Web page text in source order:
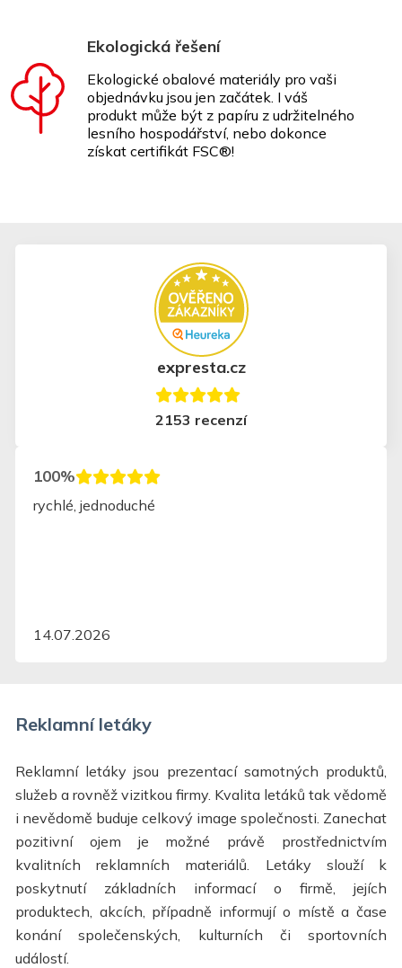
Ekologická řešení
Ekologické obalové materiály pro vaši
objednávku jsou jen začátek. I váš
produkt může být z papíru z udržitelného
lesního hospodářství, nebo dokonce
získat certifikát FSC®!
expresta.cz
2153 recenzí
100%
rychlé, jednoduché
14.07.2026
Reklamní letáky
Reklamní letáky jsou prezentací samotných produktů,
služeb a rovněž vizitkou firmy. Kvalita letáků tak vědomě
i nevědomě buduje celkový image společnosti. Zanechat
pozitivní ojem je možné právě prostřednictvím
kvalitních reklamních materiálů. Letáky slouží k
poskytnutí základních informací o firmě, jejích
produktech, akcích, případně informují o místě a čase
konání společenských, kulturních či sportovních
událostí.